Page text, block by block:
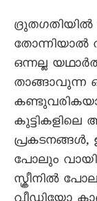
ദ്രുതഗതിയിൽ
തോന്നിയാൽ
ഒന്നല്ല
താങ്ങാവുന്ന
കുട്ടികളിലെ
പോലും
സ്ക്രീനിൽ